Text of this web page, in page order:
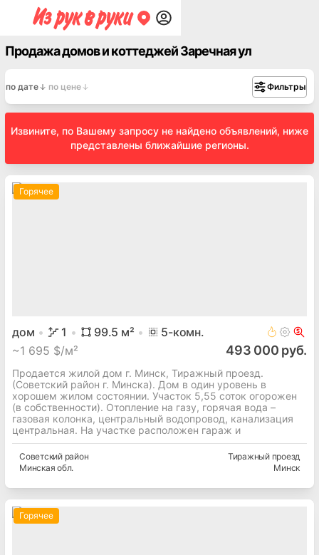
Продажа домов и коттеджей Заречная ул
по дате по цене Фильтры
Извините, по Вашему запросу не найдено объявлений, ниже
представлены ближайшие регионы.
Горячее
дом 1 99.5 м² 5-комн.
~1 695 $/м² 493 000 руб.
Продается жилой дом г. Минск, Тиражный проезд.
(Советский район г. Минска). Дом в один уровень в
хорошем жилом состоянии. Участок 5,55 соток огорожен
(в собственности). Отопление на газу, горячая вода –
газовая колонка, центральный водопровод, канализация
центральная. На участке расположен гараж и
Советскийрайон
Минская обл.
Тиражный проезд
Минск
Горячее